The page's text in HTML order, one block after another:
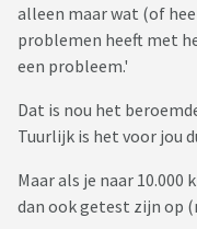
alleen maar wat (of
problemen heeft met
een probleem.'
Dat is nou het
Tuurlijk is het voor jou
Maar als je naar
dan ook getest zijn op